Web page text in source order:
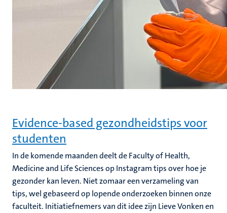
Evidence-based gezondheidstips voor
studenten
In de komende maanden deelt de Faculty of Health,
Medicine and Life Sciences op Instagram tips over hoe je
gezonder kan leven. Niet zomaar een verzameling van
tips, wel gebaseerd op lopende onderzoeken binnen onze
faculteit. Initiatiefnemers van dit idee zijn Lieve Vonken en